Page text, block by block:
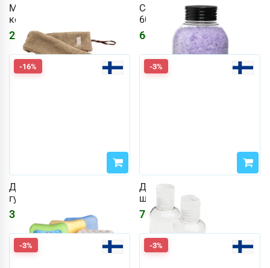
Мочалка для спины,
коричневый лен
2040₽2435₽
Соль для ножных ванн
600 г Лаванда
641
-16%
Двусторонняя саунная
губка
310
-3%
Дорожные бутылочки, 2
шт
700 ₽ 722
-3% -3%